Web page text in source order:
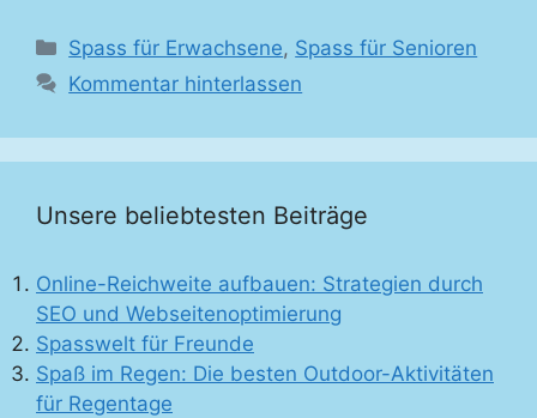
Kategorien
Spass für Erwachsene, Spass für Senioren
Kommentar hinterlassen
Unsere beliebtesten Beiträge
Online-Reichweite aufbauen: Strategien durch
SEO und Webseitenoptimierung
Spasswelt für Freunde
Spaß im Regen: Die besten Outdoor-Aktivitäten
für Regentage